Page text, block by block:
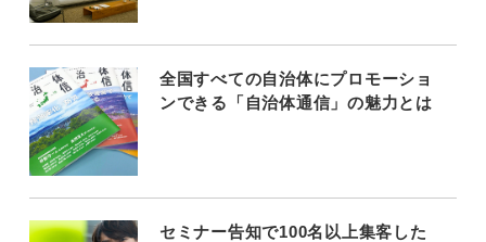
全国すべての自治体にプロモーショ
ンできる「自治体通信」の魅力とは
セミナー告知で100名以上集客した